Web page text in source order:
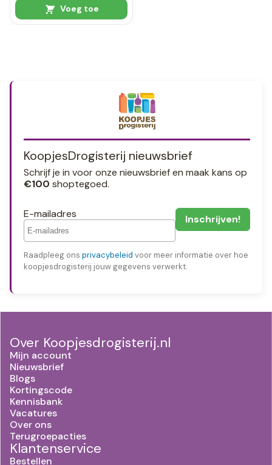
Voeg toe
KoopjesDrogisterij nieuwsbrief
Schrijf je in voor onze nieuwsbrief en maak kans op
€100 shoptegoed.
E-mailadres
Raadpleeg ons privacybeleid voor meer informatie over hoe
koopjesdrogisterij jouw gegevens verwerkt.
Over Koopjesdrogisterij.nl
Mijn account
Nieuwsbrief
Blogs
Kortingscode
Kennisbank
Vacatures
Over ons
Terugroepacties
Klantenservice
Bestellen